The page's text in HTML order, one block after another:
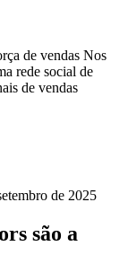
de vendas Nos
rede social de
de vendas
de 2025
são a